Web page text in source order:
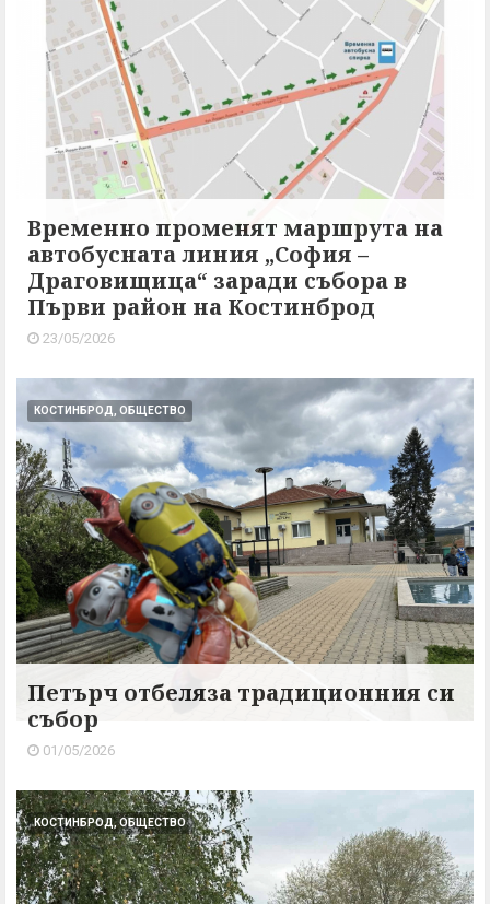
Временно променят маршрута на
автобусната линия „София –
Драговищица“ заради събора в
Първи район на Костинброд
23/05/2026
КОСТИНБРОД, ОБЩЕСТВО
Петърч отбеляза традиционния си
събор
01/05/2026
КОСТИНБРОД, ОБЩЕСТВО